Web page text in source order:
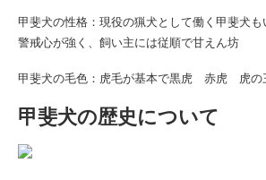
甲斐犬の性格：現役の猟犬として働く甲斐犬も
警戒心が強く、飼い主には従順で甘えん坊
甲斐犬の毛色：虎毛が基本で黒虎 赤虎 虎の
甲斐犬の歴史について